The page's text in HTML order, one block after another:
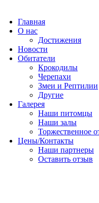
Главная
О нас
Достижения
Новости
Обитатели
Крокодилы
Черепахи
Змеи и Рептилии
Другие
Галерея
Наши питомцы
Наши залы
Торжественное
Цены/Контакты
Наши партнеры
Оставить отзыв